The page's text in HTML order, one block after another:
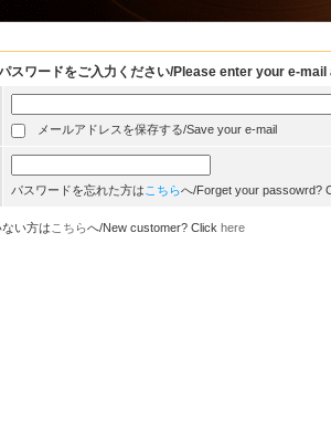
スワードをご入力ください/Please enter your e-
メールアドレスを保存する/Save your e-mail
パスワードを忘れた方は こちらへ/Forget your passowrd?
い方は こちらへ/New customer? Click here